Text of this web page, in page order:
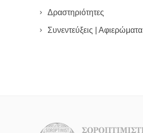
Δραστηριότητες
Συνεντεύξεις | Αφιερώματα